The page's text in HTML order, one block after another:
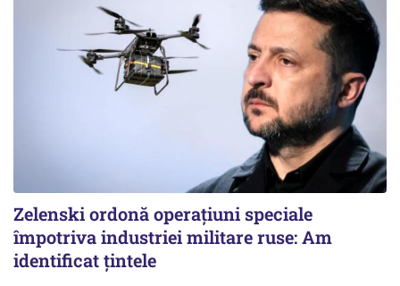
Zelenski ordonă operațiuni speciale
împotriva industriei militare ruse: Am
identificat țintele